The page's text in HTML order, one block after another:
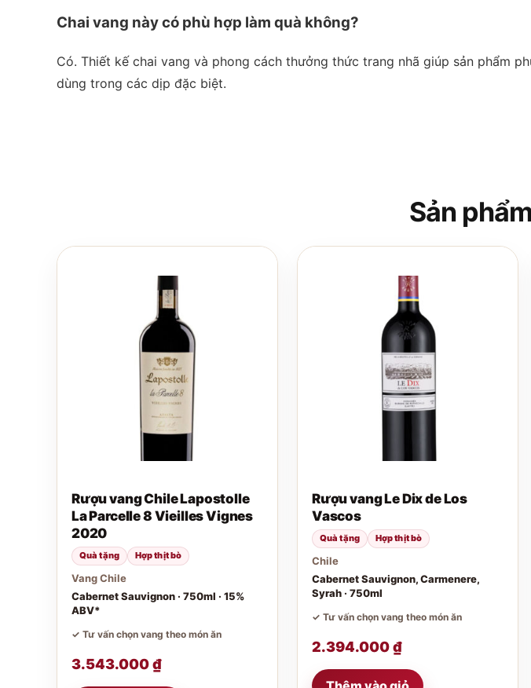
Chai vang này có phù hợp làm quà không?
Có. Thiết kế chai vang và phong cách thưởng thức trang nhã giúp sản phẩm
dùng trong các dịp đặc biệt.
Sản
Rượu vang Chile Lapostolle
La Parcelle 8 Vieilles Vignes
2020
Quà tặng Hợp thịt bò
Vang Chile
Cabernet Sauvignon · 750ml · 15%
ABV*
✓ Tư vấn chọn vang theo món ăn
3.543.000₫
Rượu vang Le Dix de Los
Vascos
Quà tặng Hợp thịt bò
Chile
Cabernet Sauvignon, Carmenere,
Syrah · 750ml
✓ Tư vấn chọn vang theo món ăn
2.394.000₫